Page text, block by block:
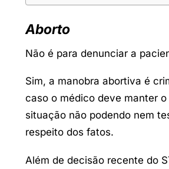
Aborto
Não é para denunciar a
Sim, a manobra abortiva é
caso o médico deve manter o
situação não podendo nem
respeito dos fatos.
Além de decisão recente do